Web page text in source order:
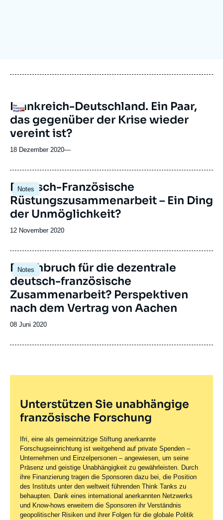
Logo
Frankreich-Deutschland. Ein Paar,
das gegenüber der Krise wieder
vereint ist?
18 Dezember 2020—
Notes
Image
principale
Deutsch-Französische
Rüstungszusammenarbeit – Ein Ding
der Unmöglichkeit?
Date
publication
12 November 2020
Notes
Image
principale
Durchbruch für die dezentrale
deutsch-französische
Zusammenarbeit? Perspektiven
nach dem Vertrag von Aachen
Date
publication
08 Juni 2020
Unterstützen Sie unabhängige
französische Forschung
Ifri, eine als gemeinnützige Stiftung anerkannte
Forschugseinrichtung ist weitgehend auf private Spenden –
Unternehmen und Einzelpersonen – angewiesen, um seine
Präsenz und geistige Unabhängigkeit zu gewährleisten. Durch
ihre Finanzierung tragen die Sponsoren dazu bei, die Position
des Instituts unter den weltweit führenden Think Tanks zu
behaupten. Dank eines international anerkannten Netzwerks
und Know-hows erweitern die Sponsoren ihr Verständnis
geopolitischer Risiken und ihrer Folgen für die globale Politik